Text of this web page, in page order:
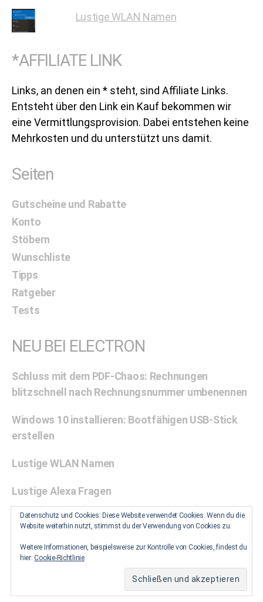
Lustige WLAN Namen
*AFFILIATE LINK
Links, an denen ein * steht, sind Affiliate Links.
Entsteht über den Link ein Kauf bekommen wir
eine Vermittlungsprovision. Dabei entstehen keine
Mehrkosten und du unterstützt uns damit.
Seiten
Gutscheine und Rabatte
Konto
Stöbern
Wunschliste
Tipps
Ratgeber
Tests
NEU BEI ELECTRON
Schluss mit dem PDF-Chaos: Rechnungen
blitzschnell nach Rechnungsnummer umbenennen
Windows 10 installieren: Bootfähigen USB-Stick
erstellen
Lustige WLAN Namen
Lustige Alexa Fragen
Zwischenablage unter Windows 10 aktivieren: Eine
Melden Impressum
Datenschutz und Cookies: Diese Website verwendet Cookies. Wenn du die
Website weiterhin nutzt, stimmst du der Verwendung von Cookies zu.
Weitere Informationen, beispielsweise zur Kontrolle von Cookies, findest du
hier:Cookie-Richtlinie